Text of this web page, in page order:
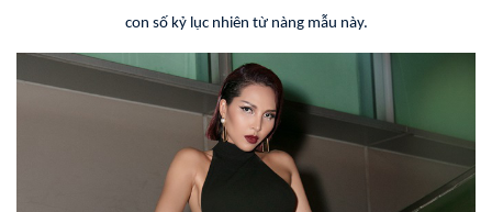
con số kỷ lục nhiên từ nàng mẫu này.